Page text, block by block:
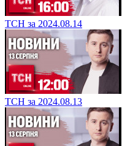
ТСН за 2024.08.14
ТСН за 2024.08.13